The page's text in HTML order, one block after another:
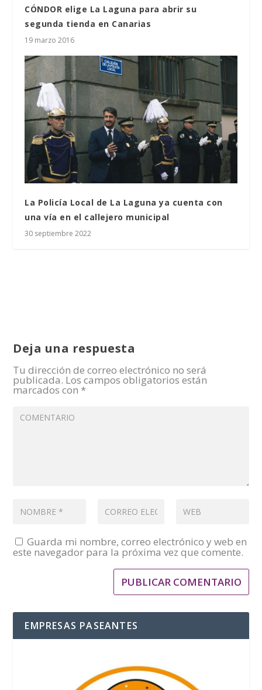
CÓNDOR elige La Laguna para abrir su
segunda tienda en Canarias
19 marzo 2016
La Policía Local de La Laguna ya cuenta con
una vía en el callejero municipal
30 septiembre 2022
Deja una respuesta
Tu dirección de correo electrónico no será
publicada. Los campos obligatorios están
marcados con *
Guarda mi nombre, correo electrónico y web en
este navegador para la próxima vez que comente.
EMPRESAS PASEANTES